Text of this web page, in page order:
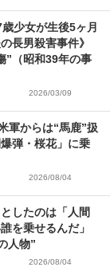
少女が生後5ヶ月
長男殺害事件》
”（昭和39年の事
2026/03/09
軍からは“馬鹿”扱
弾・桜花」に乗
2026/08/04
したのは「人間
を乗せるんだ」
人物”
2026/08/04